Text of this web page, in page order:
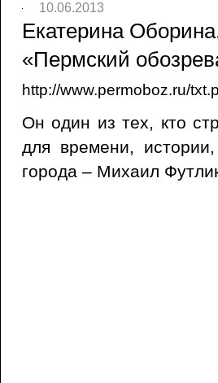
10.06.2013
Екатерина
«Пермский
http://www.permoboz.ru/
Он один из тех, кто
для времени,
города – Михаил